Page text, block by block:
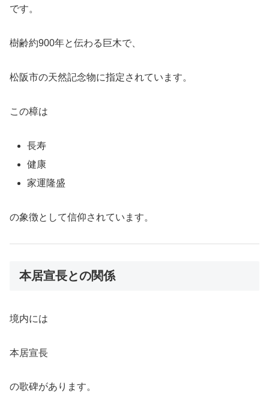
です。
樹齢約900年と伝わる巨木で、
松阪市の天然記念物に指定されています。
この樟は
長寿
健康
家運隆盛
の象徴として信仰されています。
本居宣長との関係
境内には
本居宣長
の歌碑があります。